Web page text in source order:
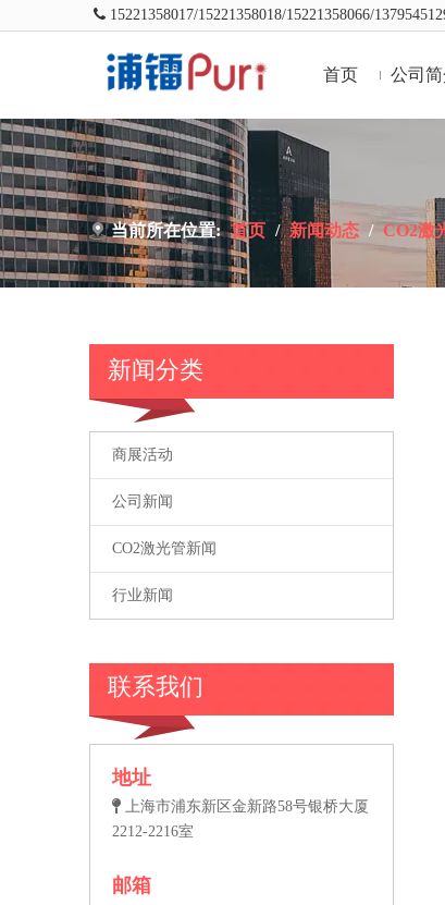
 15221358017/15221358018/15221358066/
首页 公司
当前所在位置: 首页 / 新闻动态 / CO2激
新闻分类
商展活动
公司新闻
CO2激光管新闻
行业新闻
联系我们
地址
 上海市浦东新区金新路58号银桥大厦
2212-2216室
邮箱